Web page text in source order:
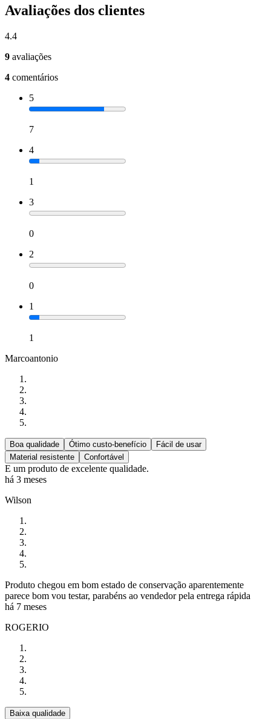
Avaliações dos clientes
4.4
9 avaliações
4 comentários
5
7
4
1
3
0
2
0
1
1
Marcoantonio
Boa qualidade Ótimo custo-benefício
Fácil de usar
Material resistente
Confortável
E um produto de excelente qualidade.
há 3 meses
Wilson
Produto chegou em bom estado de conservação aparentemente
parece bom vou testar, parabéns ao vendedor pela entrega rápida
há 7 meses
ROGERIO
Baixa qualidade